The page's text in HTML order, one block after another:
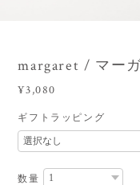
margaret / マー
¥3,080
ギフトラッピング
数量